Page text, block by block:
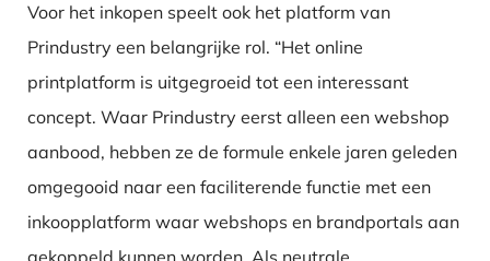
Voor het inkopen speelt ook het platform van
Prindustry een belangrijke rol. “Het online
printplatform is uitgegroeid tot een interessant
concept. Waar Prindustry eerst alleen een webshop
aanbood, hebben ze de formule enkele jaren geleden
omgegooid naar een faciliterende functie met een
inkoopplatform waar webshops en brandportals aan